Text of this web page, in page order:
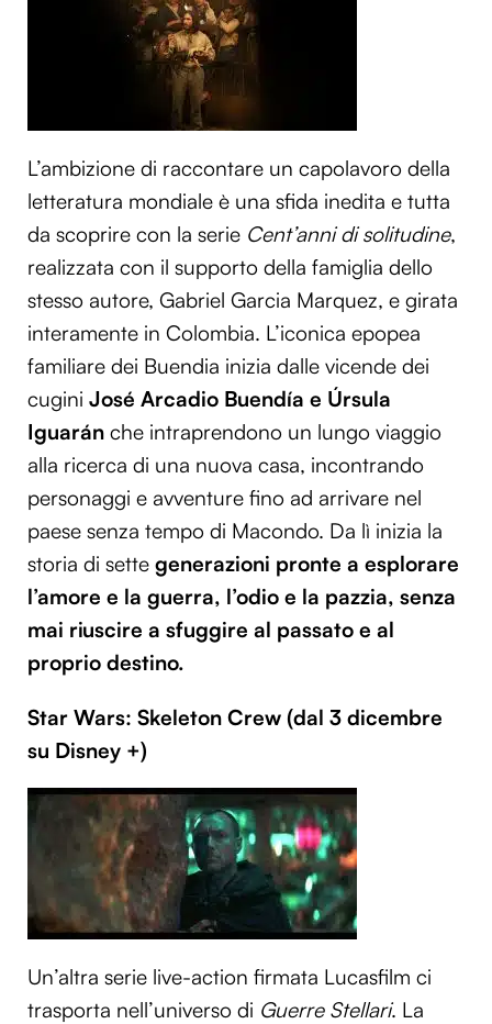
L’ambizione di raccontare un capolavoro della
letteratura mondiale è una sfida inedita e tutta
da scoprire con la serie Cent’anni di solitudine,
realizzata con il supporto della famiglia dello
stesso autore, Gabriel Garcia Marquez, e girata
interamente in Colombia. L’iconica epopea
familiare dei Buendia inizia dalle vicende dei
cugini José Arcadio Buendía e Úrsula
Iguarán che intraprendono un lungo viaggio
alla ricerca di una nuova casa, incontrando
personaggi e avventure fino ad arrivare nel
paese senza tempo di Macondo. Da lì inizia la
storia di sette generazioni pronte a esplorare
l’amore e la guerra, l’odio e la pazzia, senza
mai riuscire a sfuggire al passato e al
proprio destino.
Star Wars: Skeleton Crew (dal 3 dicembre
su Disney +)
Un’altra serie live-action firmata Lucasfilm ci
trasporta nell’universo di Guerre Stellari. La